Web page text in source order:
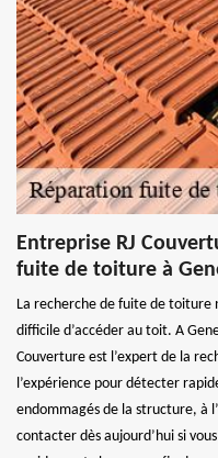
Entreprise RJ
fuite de toiture à
La recherche de fuite de toiture
difficile d’accéder au toit. A
Couverture est l’expert de la
l’expérience pour détecter
endommagés de la structure, à
contacter dès aujourd’hui si